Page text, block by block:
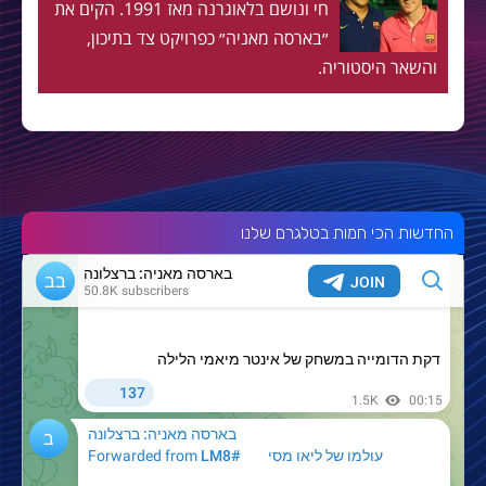
חי ונושם בלאוגרנה מאז 1991. הקים את
״בארסה מאניה״ כפרויקט צד בתיכון,
והשאר היסטוריה.
החדשות הכי חמות בטלגרם שלנו